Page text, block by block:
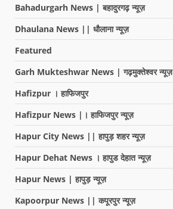
Bahadurgarh News | बहादुरगढ़ न्यूज़
Dhaulana News || धौलाना न्यूज़
Featured
Garh Mukteshwar News | गढ़मुक्तेश्वर न्यूज़
Hafizpur । हाफिजपुर
Hafizpur News |। हाफिजपुर न्यूज़
Hapur City News || हापुड़ शहर न्यूज़
Hapur Dehat News । हापुड देहात न्यूज़
Hapur News | हापुड़ न्यूज़
Kapoorpur News || कपूरपुर न्यूज़